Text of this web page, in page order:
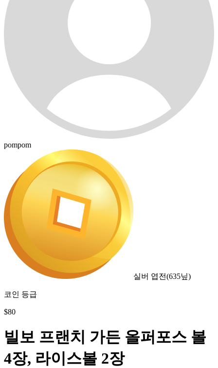
pompom
실버 엽전(635닢)
코인 등급
$80
빌보 프랜치 가든 올퍼포스 볼
4장, 라이스볼 2장